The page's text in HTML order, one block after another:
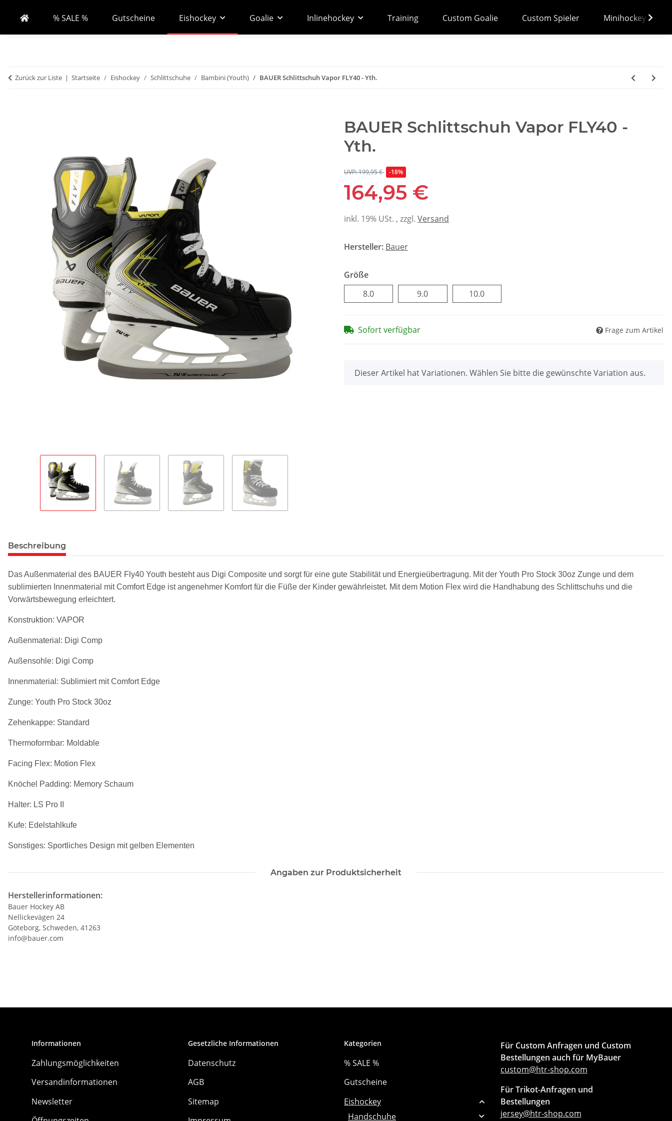
% SALE % Gutscheine Eishockey Goalie Inlinehockey Training Custom Goalie Custom Spieler Minihockey
Zurück zur Liste Startseite Eishockey Schlittschuhe Bambini (Youth) BAUER Schlittschuh Vapor FLY40 - Yth.
BAUER Schlittschuh Vapor FLY40 -
Yth.
UVP: 199,95 € -18%
164,95 €
inkl. 19% USt. , zzgl. Versand
Hersteller: Bauer
Größe
8.08.0 9.09.0 10.010.0
Sofort verfügbar Frage zum Artikel
x
Dieser Artikel hat Variationen. Wählen Sie bitte die gewünschte Variation aus.
Beschreibung
Das Außenmaterial des BAUER Fly40 Youth besteht aus Digi Composite und sorgt für eine gute Stabilität und Energieübertragung. Mit der Youth Pro Stock 30oz Zunge und dem
sublimierten Innenmaterial mit Comfort Edge ist angenehmer Komfort für die Füße der Kinder gewährleistet. Mit dem Motion Flex wird die Handhabung des Schlittschuhs und die
Vorwärtsbewegung erleichtert.
Konstruktion: VAPOR
Außenmaterial: Digi Comp
Außensohle: Digi Comp
Innenmaterial: Sublimiert mit Comfort Edge
Zunge: Youth Pro Stock 30oz
Zehenkappe: Standard
Thermoformbar: Moldable
Facing Flex: Motion Flex
Knöchel Padding: Memory Schaum
Halter: LS Pro II
Kufe: Edelstahlkufe
Sonstiges: Sportliches Design mit gelben Elementen
Angaben zur Produktsicherheit
Herstellerinformationen:
Bauer Hockey AB
Nellickevägen 24
Göteborg, Schweden, 41263
info@bauer.com
Informationen
Zahlungsmöglichkeiten
Versandinformationen
Newsletter
Gesetzliche Informationen
Datenschutz
AGB
Sitemap
Kategorien
% SALE %
Gutscheine
Eishockey
Handschuhe
Für Custom Anfragen und Custom
Bestellungen auch für MyBauer
custom@htr-shop.com
Für Trikot-Anfragen und
Bestellungen
jersey@htr-shop.com